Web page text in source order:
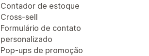
Contador de estoque
Cross-sell
Formulário de contato
personalizado
Pop-ups de promoção